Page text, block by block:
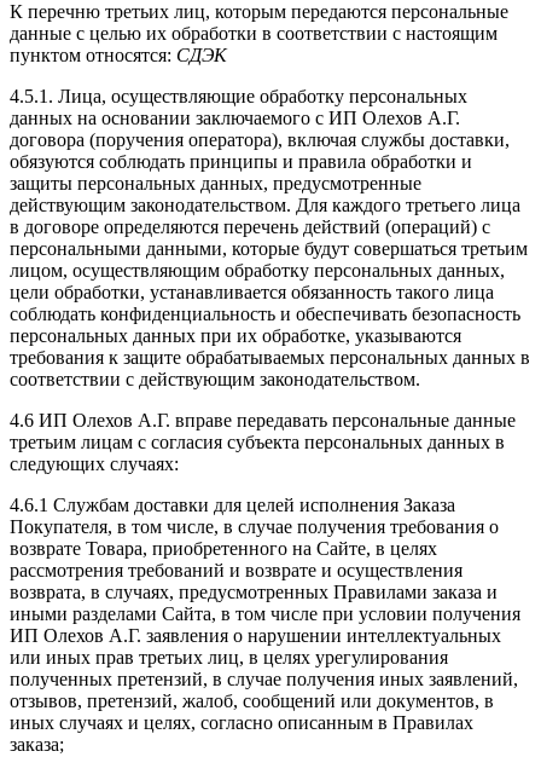
К перечню третьих лиц, которым передаются персональные
данные с целью их обработки в соответствии с настоящим
пунктом относятся: СДЭК
4.5.1. Лица, осуществляющие обработку персональных
данных на основании заключаемого с ИП Олехов А.Г.
договора (поручения оператора), включая службы доставки,
обязуются соблюдать принципы и правила обработки и
защиты персональных данных, предусмотренные
действующим законодательством. Для каждого третьего лица
в договоре определяются перечень действий (операций) с
персональными данными, которые будут совершаться третьим
лицом, осуществляющим обработку персональных данных,
цели обработки, устанавливается обязанность такого лица
соблюдать конфиденциальность и обеспечивать безопасность
персональных данных при их обработке, указываются
требования к защите обрабатываемых персональных данных в
соответствии с действующим законодательством.
4.6 ИП Олехов А.Г. вправе передавать персональные данные
третьим лицам с согласия субъекта персональных данных в
следующих случаях:
4.6.1 Службам доставки для целей исполнения Заказа
Покупателя, в том числе, в случае получения требования о
возврате Товара, приобретенного на Сайте, в целях
рассмотрения требований и возврате и осуществления
возврата, в случаях, предусмотренных Правилами заказа и
иными разделами Сайта, в том числе при условии получения
ИП Олехов А.Г. заявления о нарушении интеллектуальных
или иных прав третьих лиц, в целях урегулирования
полученных претензий, в случае получения иных заявлений,
отзывов, претензий, жалоб, сообщений или документов, в
иных случаях и целях, согласно описанным в Правилах
заказа;